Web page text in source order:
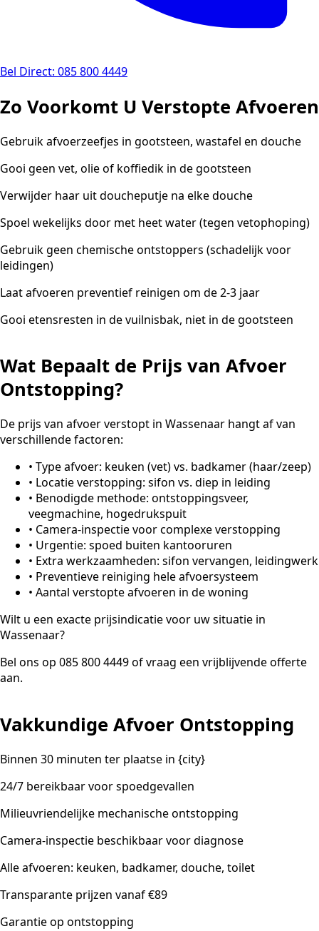
Bel Direct: 085 800 4449
Zo Voorkomt U Verstopte Afvoeren
Gebruik afvoerzeefjes in gootsteen, wastafel en douche
Gooi geen vet, olie of koffiedik in de gootsteen
Verwijder haar uit doucheputje na elke douche
Spoel wekelijks door met heet water (tegen vetophoping)
Gebruik geen chemische ontstoppers (schadelijk voor
leidingen)
Laat afvoeren preventief reinigen om de 2-3 jaar
Gooi etensresten in de vuilnisbak, niet in de gootsteen
Wat Bepaalt de Prijs van Afvoer
Ontstopping?
De prijs van afvoer verstopt in Wassenaar hangt af van
verschillende factoren:
• Type afvoer: keuken (vet) vs. badkamer (haar/zeep)
• Locatie verstopping: sifon vs. diep in leiding
• Benodigde methode: ontstoppingsveer,
veegmachine, hogedrukspuit
• Camera-inspectie voor complexe verstopping
• Urgentie: spoed buiten kantooruren
• Extra werkzaamheden: sifon vervangen, leidingwerk
• Preventieve reiniging hele afvoersysteem
• Aantal verstopte afvoeren in de woning
Wilt u een exacte prijsindicatie voor uw situatie in
Wassenaar?
Bel ons op 085 800 4449 of vraag een vrijblijvende offerte
aan.
Vakkundige Afvoer Ontstopping
Binnen 30 minuten ter plaatse in {city}
24/7 bereikbaar voor spoedgevallen
Milieuvriendelijke mechanische ontstopping
Camera-inspectie beschikbaar voor diagnose
Alle afvoeren: keuken, badkamer, douche, toilet
Transparante prijzen vanaf €89
Garantie op ontstopping